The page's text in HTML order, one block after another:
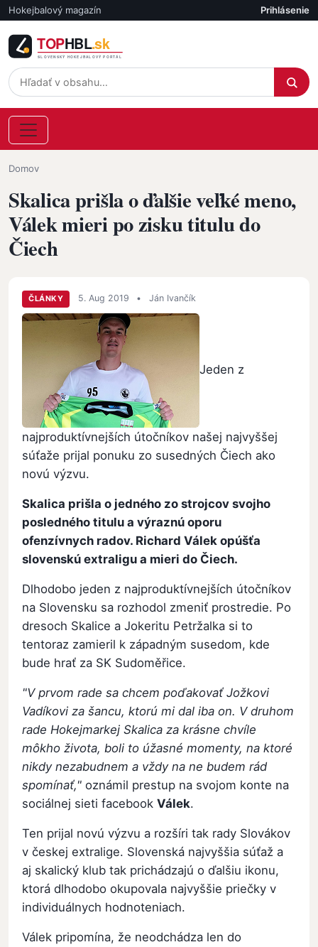
Skočiť na hlavný obsah
Hokejbalový magazín Účet
Prihlásenie
Omrvinka
Domov
Skalica prišla o ďalšie veľké meno,
Válek mieri po zisku titulu do
Čiech
ČLÁNKY 5. Aug 2019 • Ján Ivančík
Jeden z
najproduktívnejších útočníkov našej najvyššej
súťaže prijal ponuku zo susedných Čiech ako
novú výzvu.
Skalica prišla o jedného zo strojcov svojho
posledného titulu a výraznú oporu
ofenzívnych radov. Richard Válek opúšťa
slovenskú extraligu a mieri do Čiech.
Dlhodobo jeden z najproduktívnejších útočníkov
na Slovensku sa rozhodol zmeniť prostredie. Po
dresoch Skalice a Jokeritu Petržalka si to
tentoraz zamieril k západným susedom, kde
bude hrať za SK Sudoměřice.
"V prvom rade sa chcem poďakovať Jožkovi
Vadíkovi za šancu, ktorú mi dal iba on. V druhom
rade Hokejmarkej Skalica za krásne chvíle
môkho života, boli to úžasné momenty, na ktoré
nikdy nezabudnem a vždy na ne budem rád
spomínať," oznámil prestup na svojom konte na
sociálnej sieti facebookVálek.
Ten prijal novú výzvu a rozšíri tak rady Slovákov
v českej extralige. Slovenská najvyššia súťaž a
aj skalický klub tak prichádzajú o ďalšiu ikonu,
ktorá dlhodobo okupovala najvyššie priečky v
individuálnych hodnoteniach.
Válek pripomína, že neodchádza len do